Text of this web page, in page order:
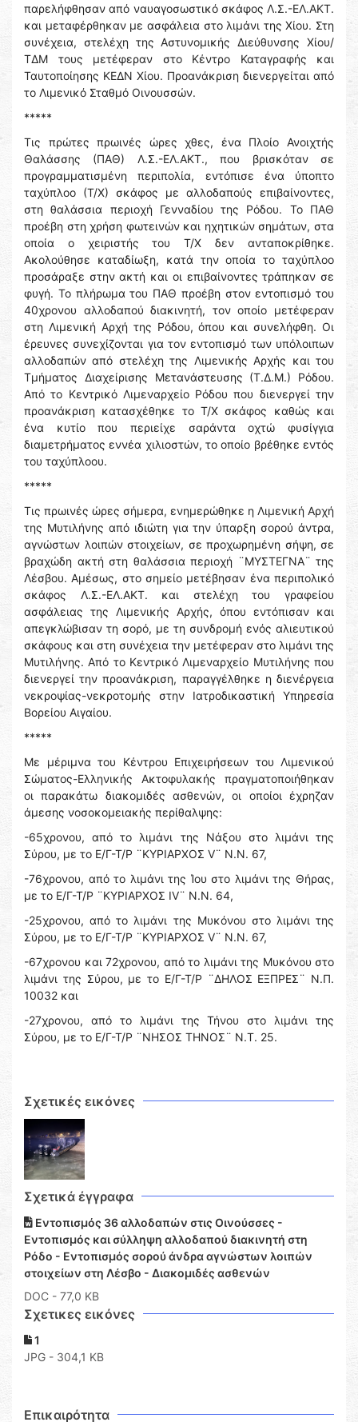
παρελήφθησαν από ναυαγοσωστικό σκάφος Λ.Σ.-ΕΛ.ΑΚΤ.
και μεταφέρθηκαν με ασφάλεια στο λιμάνι της Χίου. Στη
συνέχεια, στελέχη της Αστυνομικής Διεύθυνσης Χίου/
ΤΔΜ τους μετέφεραν στο Κέντρο Καταγραφής και
Ταυτοποίησης ΚΕΔΝ Χίου. Προανάκριση διενεργείται από
το Λιμενικό Σταθμό Οινουσσών.
*****
Τις πρώτες πρωινές ώρες χθες, ένα Πλοίο Ανοιχτής
Θαλάσσης (ΠΑΘ) Λ.Σ.-ΕΛ.ΑΚΤ., που βρισκόταν σε
προγραμματισμένη περιπολία, εντόπισε ένα ύποπτο
ταχύπλοο (Τ/Χ) σκάφος με αλλοδαπούς επιβαίνοντες,
στη θαλάσσια περιοχή Γενναδίου της Ρόδου. Το ΠΑΘ
προέβη στη χρήση φωτεινών και ηχητικών σημάτων, στα
οποία ο χειριστής του Τ/Χ δεν ανταποκρίθηκε.
Ακολούθησε καταδίωξη, κατά την οποία το ταχύπλοο
προσάραξε στην ακτή και οι επιβαίνοντες τράπηκαν σε
φυγή. Το πλήρωμα του ΠΑΘ προέβη στον εντοπισμό του
40χρονου αλλοδαπού διακινητή, τον οποίο μετέφεραν
στη Λιμενική Αρχή της Ρόδου, όπου και συνελήφθη. Οι
έρευνες συνεχίζονται για τον εντοπισμό των υπόλοιπων
αλλοδαπών από στελέχη της Λιμενικής Αρχής και του
Τμήματος Διαχείρισης Μετανάστευσης (Τ.Δ.Μ.) Ρόδου.
Από το Κεντρικό Λιμεναρχείο Ρόδου που διενεργεί την
προανάκριση κατασχέθηκε το Τ/Χ σκάφος καθώς και
ένα κυτίο που περιείχε σαράντα οχτώ φυσίγγια
διαμετρήματος εννέα χιλιοστών, το οποίο βρέθηκε εντός
του ταχύπλοου.
*****
Τις πρωινές ώρες σήμερα, ενημερώθηκε η Λιμενική Αρχή
της Μυτιλήνης από ιδιώτη για την ύπαρξη σορού άντρα,
αγνώστων λοιπών στοιχείων, σε προχωρημένη σήψη, σε
βραχώδη ακτή στη θαλάσσια περιοχή ¨ΜΥΣΤΕΓΝΑ¨ της
Λέσβου. Αμέσως, στο σημείο μετέβησαν ένα περιπολικό
σκάφος Λ.Σ.-ΕΛ.ΑΚΤ. και στελέχη του γραφείου
ασφάλειας της Λιμενικής Αρχής, όπου εντόπισαν και
απεγκλώβισαν τη σορό, με τη συνδρομή ενός αλιευτικού
σκάφους και στη συνέχεια την μετέφεραν στο λιμάνι της
Μυτιλήνης. Από το Κεντρικό Λιμεναρχείο Μυτιλήνης που
διενεργεί την προανάκριση, παραγγέλθηκε η διενέργεια
νεκροψίας-νεκροτομής στην Ιατροδικαστική Υπηρεσία
Βορείου Αιγαίου.
*****
Με μέριμνα του Κέντρου Επιχειρήσεων του Λιμενικού
Σώματος-Ελληνικής Ακτοφυλακής πραγματοποιήθηκαν
οι παρακάτω διακομιδές ασθενών, οι οποίοι έχρηζαν
άμεσης νοσοκομειακής περίθαλψης:
-65χρονου, από το λιμάνι της Νάξου στο λιμάνι της
Σύρου, με το Ε/Γ-Τ/Ρ ¨ΚΥΡΙΑΡΧΟΣ V¨ Ν.Ν. 67,
-76χρονου, από το λιμάνι της Ίου στο λιμάνι της Θήρας,
με το Ε/Γ-Τ/Ρ ¨ΚΥΡΙΑΡΧΟΣ IV¨ Ν.Ν. 64,
-25χρονου, από το λιμάνι της Μυκόνου στο λιμάνι της
Σύρου, με το Ε/Γ-Τ/Ρ ¨ΚΥΡΙΑΡΧΟΣ V¨ Ν.Ν. 67,
-67χρονου και 72χρονου, από το λιμάνι της Μυκόνου στο
λιμάνι της Σύρου, με το Ε/Γ-Τ/Ρ ¨ΔΗΛΟΣ ΕΞΠΡΕΣ¨ Ν.Π.
10032 και
-27χρονου, από το λιμάνι της Τήνου στο λιμάνι της
Σύρου, με το Ε/Γ-Τ/Ρ ¨ΝΗΣΟΣ ΤΗΝΟΣ¨ Ν.Τ. 25.
Σχετικές εικόνες
Σχετικά έγγραφα
Εντοπισμός 36 αλλοδαπών στις Οινούσσες -
Εντοπισμός και σύλληψη αλλοδαπού διακινητή στη
Ρόδο - Εντοπισμός σορού άνδρα αγνώστων λοιπών
στοιχείων στη Λέσβο - Διακομιδές ασθενών
DOC - 77,0 KB
Σχετικες εικόνες
1
JPG - 304,1 KB
Επικαιρότητα